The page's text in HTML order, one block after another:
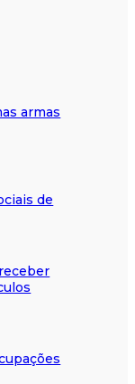
armas
de